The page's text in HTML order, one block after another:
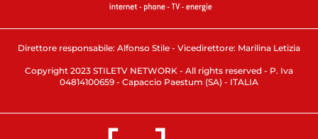
Direttore responsabile: Alfonso Stile - Vicedirettore: Marilina Letizia
Copyright 2023 STILETV NETWORK - All rights reserved - P. Iva
04814100659 - Capaccio Paestum (SA) - ITALIA